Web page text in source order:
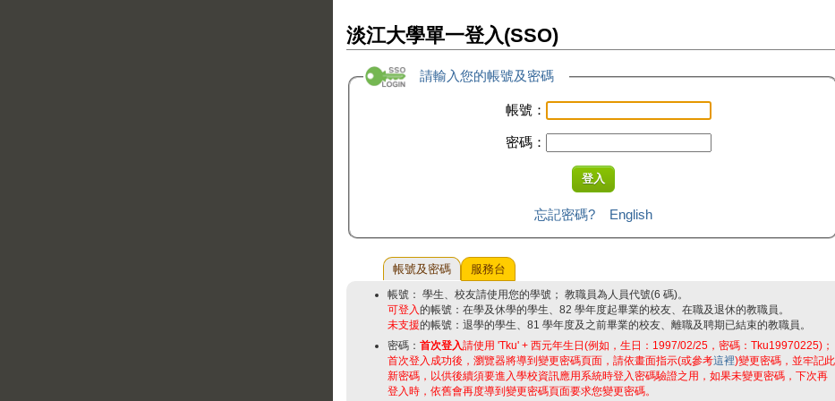
淡江大學單一登入(SSO)
請輸入您的帳號及密碼
帳號：
密碼：
忘記密碼? English
帳號及密碼 服務台
帳號： 學生、校友請使用您的學號； 教職員為人員代號(6 碼)。
可登入 的帳號：在學及休學的學生、82 學年度起畢業的校友、在職及退休的教職員。
未支援的帳號：退學的學生、81 學年度及之前畢業的校友、離職及聘期已結束的教職員。
密碼： 首次登入 請使用 'Tku' + 西元年生日(例如，生日：1997/02/25，密碼：Tku19970225)；
首次登入成功後，瀏覽器將導到變更密碼頁面，請依畫面指示(或參考這裡)變更密碼，並牢記此
新密碼，以供後續須要進入學校資訊應用系統時登入密碼驗證之用，如果未變更密碼，下次再
登入時，依舊會再度導到變更密碼頁面要求您變更密碼。